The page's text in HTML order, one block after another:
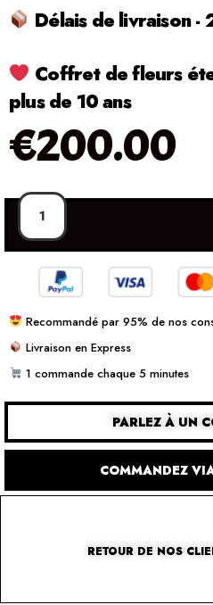
Délais de livraison -
Coffret de fleurs
plus de 10 ans
€200.00
Recommandé par 95% de nos
Livraison en Express
1 commande chaque 5 minutes
PARLEZ À UN
COMMANDEZ
RETOUR DE NOS